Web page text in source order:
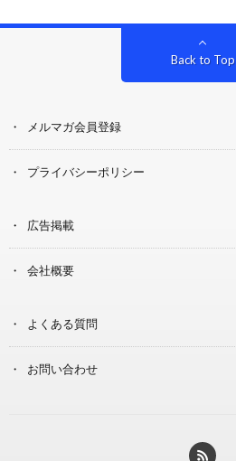
Back to Top
メルマガ会員登録
プライバシーポリシー
広告掲載
会社概要
よくある質問
お問い合わせ